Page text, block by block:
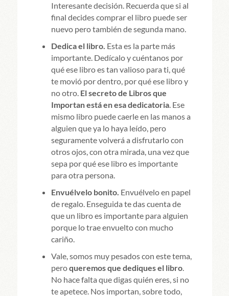
Interesante decisión. Recuerda que si al
final decides comprar el libro puede ser
nuevo pero también de segunda mano.
Dedica el libro. Esta es la parte más
importante. Dedícalo y cuéntanos por
qué ese libro es tan valioso para ti, qué
te movió por dentro, por qué ese libro y
no otro. El secreto de Libros que
Importan está en esa dedicatoria. Ese
mismo libro puede caerle en las manos a
alguien que ya lo haya leído, pero
seguramente volverá a disfrutarlo con
otros ojos, con otra mirada, una vez que
sepa por qué ese libro es importante
para otra persona.
Envuélvelo bonito. Envuélvelo en papel
de regalo. Enseguida te das cuenta de
que un libro es importante para alguien
porque lo trae envuelto con mucho
cariño.
Vale, somos muy pesados con este tema,
peroqueremos que dediques el libro.
No hace falta que digas quién eres, si no
te apetece. Nos importan, sobre todo,